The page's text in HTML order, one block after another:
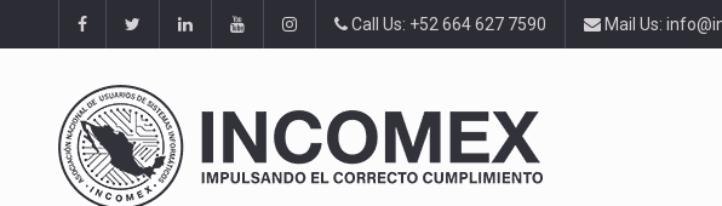
Call Us: +52 664 627 7590 Mail Us: